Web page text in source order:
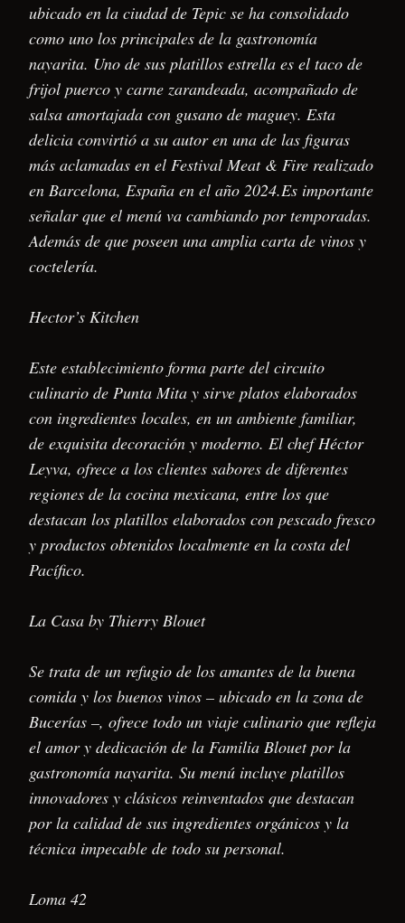
ubicado en la ciudad de Tepic se ha consolidado
como uno los principales de la gastronomía
nayarita. Uno de sus platillos estrella es el taco de
frijol puerco y carne zarandeada, acompañado de
salsa amortajada con gusano de maguey. Esta
delicia convirtió a su autor en una de las figuras
más aclamadas en el Festival Meat & Fire realizado
en Barcelona, España en el año 2024.Es importante
señalar que el menú va cambiando por temporadas.
Además de que poseen una amplia carta de vinos y
coctelería.
Hector’s Kitchen
Este establecimiento forma parte del circuito
culinario de Punta Mita y sirve platos elaborados
con ingredientes locales, en un ambiente familiar,
de exquisita decoración y moderno. El chef Héctor
Leyva, ofrece a los clientes sabores de diferentes
regiones de la cocina mexicana, entre los que
destacan los platillos elaborados con pescado fresco
y productos obtenidos localmente en la costa del
Pacífico.
La Casa by Thierry Blouet
Se trata de un refugio de los amantes de la buena
comida y los buenos vinos – ubicado en la zona de
Bucerías –, ofrece todo un viaje culinario que refleja
el amor y dedicación de la Familia Blouet por la
gastronomía nayarita. Su menú incluye platillos
innovadores y clásicos reinventados que destacan
por la calidad de sus ingredientes orgánicos y la
técnica impecable de todo su personal.
Loma 42